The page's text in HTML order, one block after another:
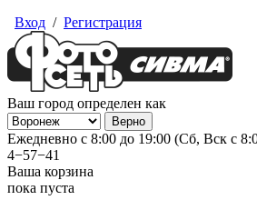
Вход / Регистрация
Ваш город определен как
Ежедневно с 8:00 до 19:00 (Сб, Вск с
4−57−41
Ваша корзина
пока пуста